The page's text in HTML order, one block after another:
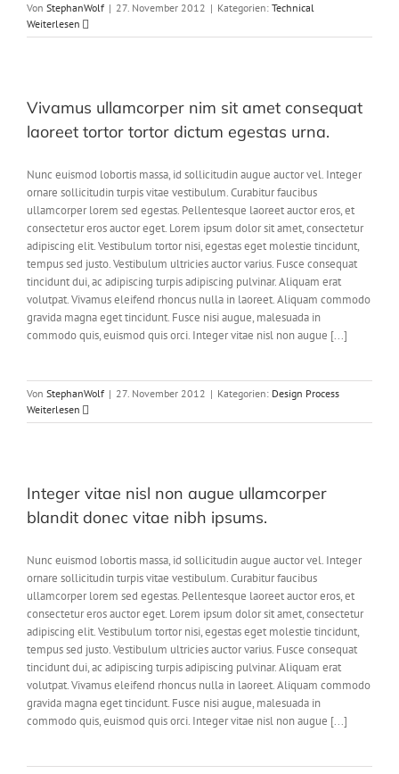
Von StephanWolf | 27. November 2012 | Kategorien: Technical
Weiterlesen
Vivamus ullamcorper nim sit amet consequat
laoreet tortor tortor dictum egestas urna.
Nunc euismod lobortis massa, id sollicitudin augue auctor vel. Integer
ornare sollicitudin turpis vitae vestibulum. Curabitur faucibus
ullamcorper lorem sed egestas. Pellentesque laoreet auctor eros, et
consectetur eros auctor eget. Lorem ipsum dolor sit amet, consectetur
adipiscing elit. Vestibulum tortor nisi, egestas eget molestie tincidunt,
tempus sed justo. Vestibulum ultricies auctor varius. Fusce consequat
tincidunt dui, ac adipiscing turpis adipiscing pulvinar. Aliquam erat
volutpat. Vivamus eleifend rhoncus nulla in laoreet. Aliquam commodo
gravida magna eget tincidunt. Fusce nisi augue, malesuada in
commodo quis, euismod quis orci. Integer vitae nisl non augue [...]
Von StephanWolf | 27. November 2012 | Kategorien: Design Process
Weiterlesen
Integer vitae nisl non augue ullamcorper
blandit donec vitae nibh ipsums.
Nunc euismod lobortis massa, id sollicitudin augue auctor vel. Integer
ornare sollicitudin turpis vitae vestibulum. Curabitur faucibus
ullamcorper lorem sed egestas. Pellentesque laoreet auctor eros, et
consectetur eros auctor eget. Lorem ipsum dolor sit amet, consectetur
adipiscing elit. Vestibulum tortor nisi, egestas eget molestie tincidunt,
tempus sed justo. Vestibulum ultricies auctor varius. Fusce consequat
tincidunt dui, ac adipiscing turpis adipiscing pulvinar. Aliquam erat
volutpat. Vivamus eleifend rhoncus nulla in laoreet. Aliquam commodo
gravida magna eget tincidunt. Fusce nisi augue, malesuada in
commodo quis, euismod quis orci. Integer vitae nisl non augue [...]